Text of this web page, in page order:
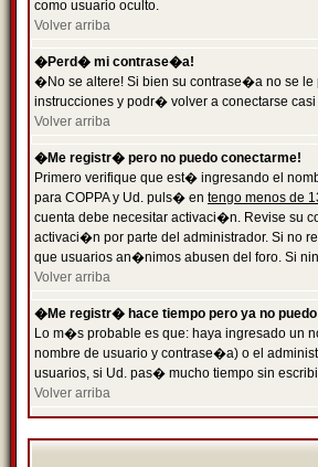
como usuario oculto.
Volver arriba
�Perd� mi contrase�a!
�No se altere! Si bien su contrase�a no se le
instrucciones y podr� volver a conectarse
Volver arriba
�Me registr� pero no puedo conectarme!
Primero verifique que est� ingresando el
para COPPA y Ud. puls� en tengo menos de
cuenta debe necesitar activaci�n. Revise su
activaci�n por parte del administrador. Si no
que usuarios an�nimos abusen del foro. Si
Volver arriba
�Me registr� hace tiempo pero ya no
Lo m�s probable es que: haya ingresado un
nombre de usuario y contrase�a) o el
usuarios, si Ud. pas� mucho tiempo sin
Volver arriba